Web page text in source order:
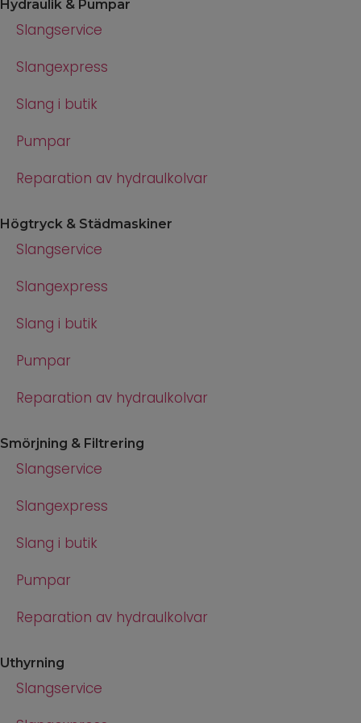
Hydraulik & Pumpar
Slangservice
Slangexpress
Slang i butik
Pumpar
Reparation av hydraulkolvar
Högtryck & Städmaskiner
Slangservice
Slangexpress
Slang i butik
Pumpar
Reparation av hydraulkolvar
Smörjning & Filtrering
Slangservice
Slangexpress
Slang i butik
Pumpar
Reparation av hydraulkolvar
Uthyrning
Slangservice